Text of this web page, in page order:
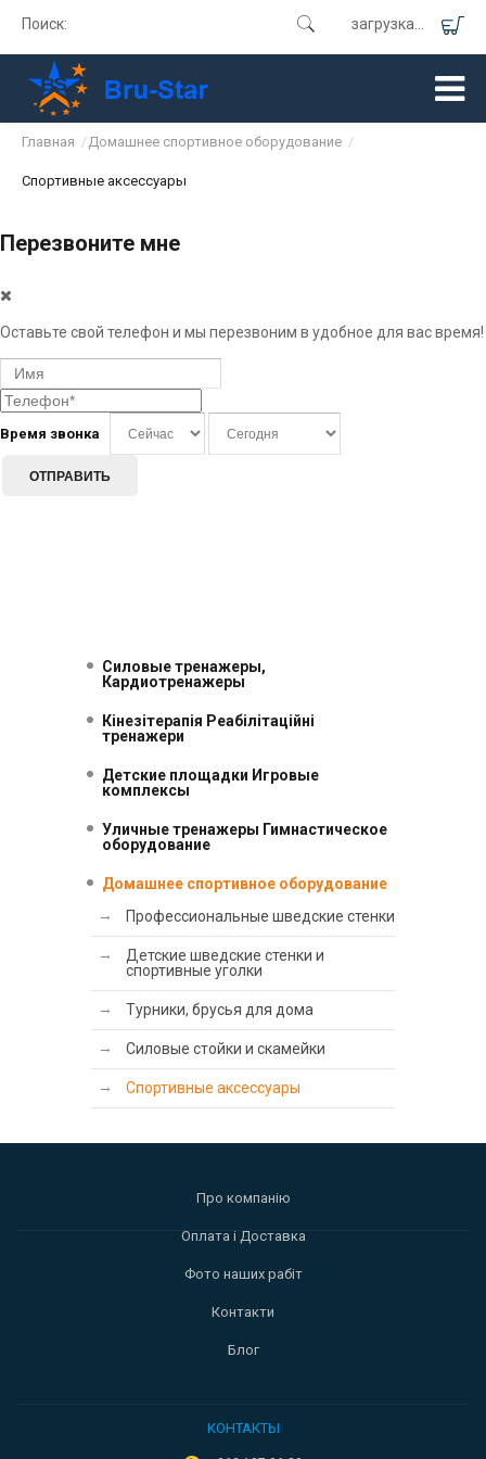
загрузка...
Поиск:
Главная / Домашнее спортивное оборудование /
Спортивные аксессуары
Перезвоните мне
Оставьте свой телефон и мы перезвоним в удобное для вас время!
Время звонка
ОТПРАВИТЬ
Силовые тренажеры,
Кардиотренажеры
Кінезітерапія Реабілітаційні
тренажери
Детские площадки Игровые
комплексы
Уличные тренажеры Гимнастическое
оборудование
Домашнее спортивное оборудование
Профессиональные шведские стенки
Детские шведские стенки и
спортивные уголки
Турники, брусья для дома
Силовые стойки и скамейки
Спортивные аксессуары
Про компанію
Оплата і Доставка
Фото наших рабіт
Контакти
Блог
КОНТАКТЫ